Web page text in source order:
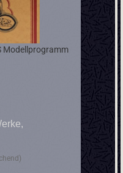
Modellprogramm